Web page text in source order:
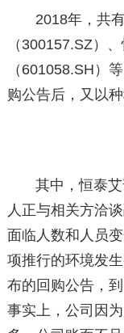
2018年，共
（300157.SZ）
（601058.SH）
购公告后，又以
其中，恒泰
人正与相关方洽
面临人数和人员
项推行的环境发
布的回购公告，
事实上，公司因